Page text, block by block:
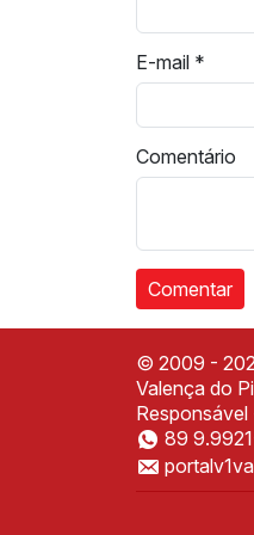
E-mail *
Comentário
© 2009 -
Valença do
89